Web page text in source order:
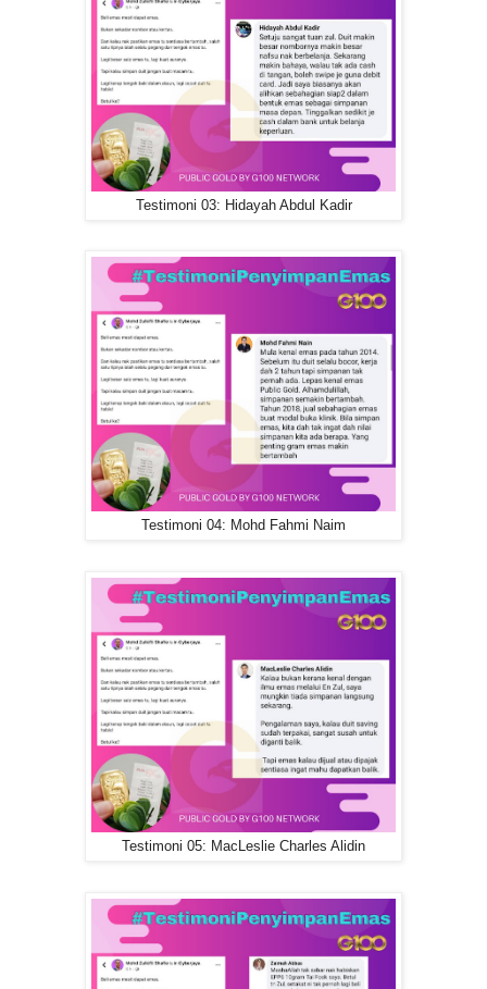
Testimoni 03: Hidayah Abdul Kadir
Testimoni 04: Mohd Fahmi Naim
Testimoni 05: MacLeslie Charles Alidin